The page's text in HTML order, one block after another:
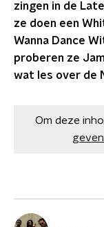
zingen in de
ze doen een
Wanna Dance
proberen ze
wat les over de
Om deze
geven